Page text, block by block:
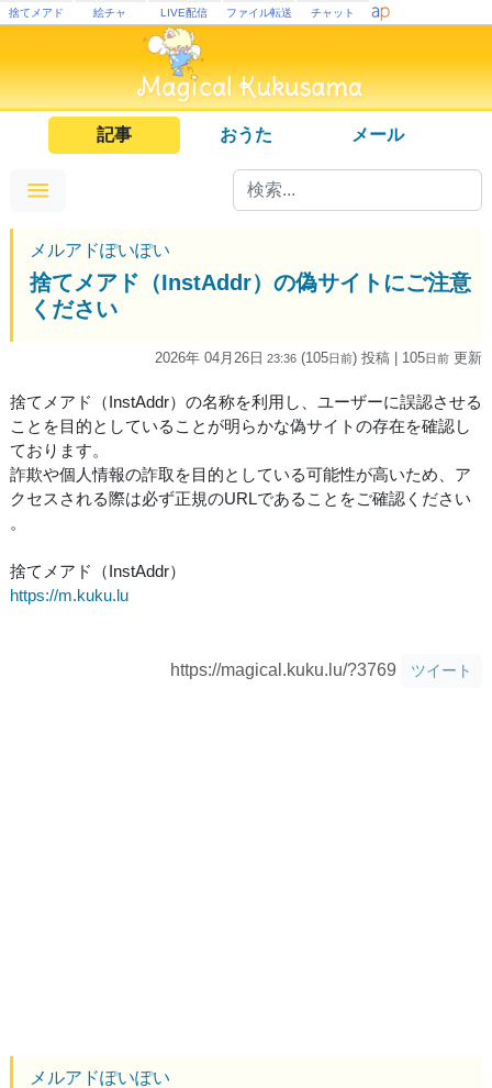
捨てメアド 絵チャ LIVE配信 ファイル転送 チャット
記事 おうた メール
メルアドぽいぽい
捨てメアド（InstAddr）の偽サイトにご注意
ください
2026年 04月26日 23:36 (105日前) 投稿 | 105日前 更新
捨てメアド（InstAddr）の名称を利用し、ユーザーに誤認させる
ことを目的としていることが明らかな偽サイトの存在を確認し
ております。
詐欺や個人情報の詐取を目的としている可能性が高いため、ア
クセスされる際は必ず正規のURLであることをご確認ください
。
捨てメアド（InstAddr）
https://m.kuku.lu
https://magical.kuku.lu/?3769 ツイート
メルアドぽいぽい